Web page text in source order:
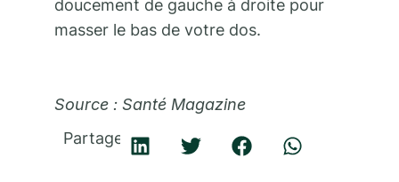
doucement de gauche à droite pour
masser le bas de votre dos.
Source : Santé Magazine
Partager